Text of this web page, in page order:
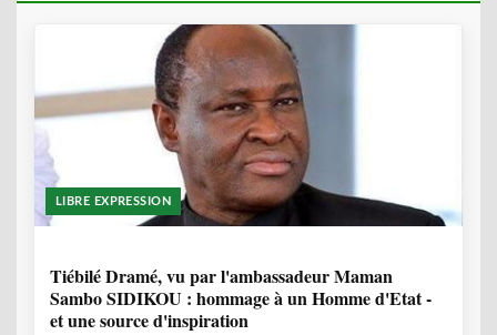
LIBRE EXPRESSION
Tiébilé Dramé, vu par l'ambassadeur Maman
Sambo SIDIKOU : hommage à un Homme d'Etat -
et une source d'inspiration